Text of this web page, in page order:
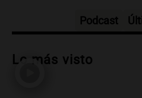
Audio.Mateo
en Estados Unidos
Podcast
Lo más visto